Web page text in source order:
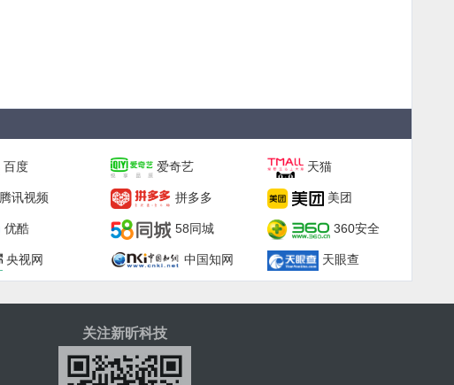
百度 爱奇艺 天猫
腾讯视频 拼多多 美团
优酷 58同城 360安全
央视网 中国知网 天眼查
关注新昕科技